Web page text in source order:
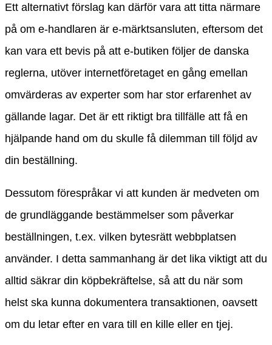
Ett alternativt förslag kan därför vara att titta närmare
på om e-handlaren är e-märktsansluten, eftersom det
kan vara ett bevis på att e-butiken följer de danska
reglerna, utöver internetföretaget en gång emellan
omvärderas av experter som har stor erfarenhet av
gällande lagar. Det är ett riktigt bra tillfälle att få en
hjälpande hand om du skulle få dilemman till följd av
din beställning.
Dessutom förespråkar vi att kunden är medveten om
de grundläggande bestämmelser som påverkar
beställningen, t.ex. vilken bytesrätt webbplatsen
använder. I detta sammanhang är det lika viktigt att du
alltid säkrar din köpbekräftelse, så att du när som
helst ska kunna dokumentera transaktionen, oavsett
om du letar efter en vara till en kille eller en tjej.